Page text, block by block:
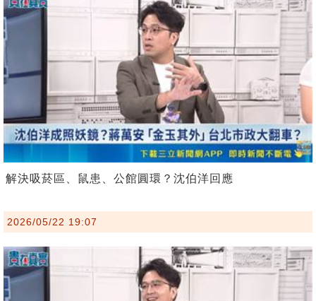
解決吸菸區、鼠患、公館圓環？沈伯洋回應
2026/05/22 19:07